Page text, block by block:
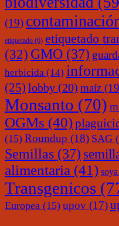
(19)
etiquetado (6) etiquetado
(32) GMO (37)
herbicida (14)
(25) lobby (20) maíz
Monsanto (70)
OGMs (40)
(15) Roundup (18) SAG
Semillas (37)
alimentaria (41) soya
Transgenicos
Europea (15) upov (17)